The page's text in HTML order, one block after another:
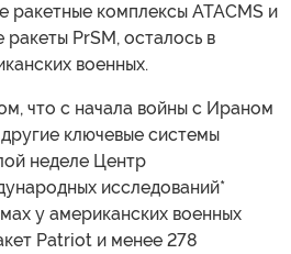
ракетные комплексы ATACMS и
PrSM, осталось в
военных.
что с начала войны с Ираном
ключевые системы
неделе Центр
исследований*
у американских военных
Patriot и менее 278